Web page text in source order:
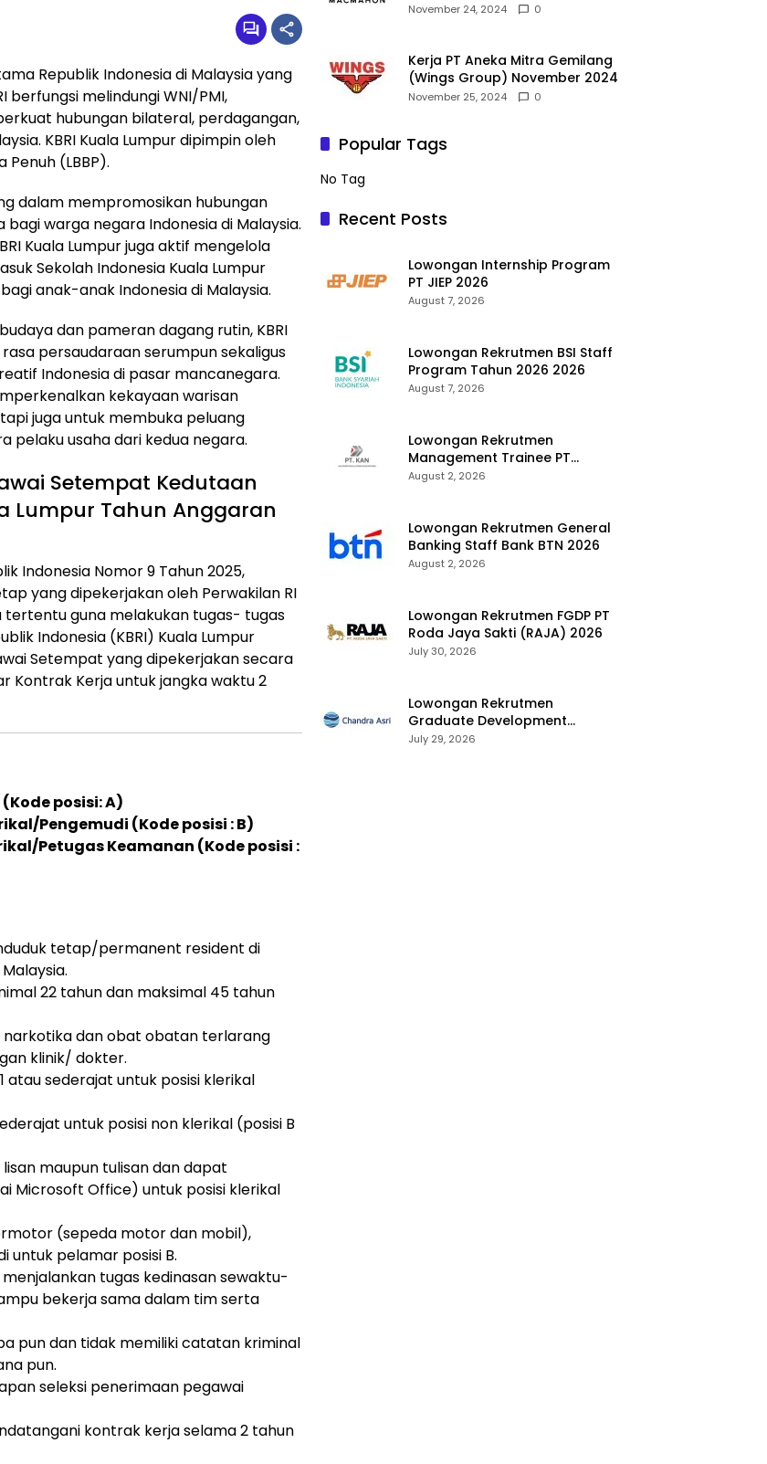
Republik Indonesia di Malaysia yang
berfungsi melindungi WNI/PMI,
hubungan bilateral, perdagangan,
KBRI Kuala Lumpur dipimpin oleh
Penuh (LBBP).
dalam mempromosikan hubungan
warga negara Indonesia di Malaysia.
Kuala Lumpur juga aktif mengelola
Sekolah Indonesia Kuala Lumpur
anak-anak Indonesia di Malaysia.
dan pameran dagang rutin, KBRI
persaudaraan serumpun sekaligus
Indonesia di pasar mancanegara.
kekayaan warisan
juga untuk membuka peluang
pelaku usaha dari kedua negara.
Setempat Kedutaan
Lumpur Tahun Anggaran
Indonesia Nomor 9 Tahun 2025,
yang dipekerjakan oleh Perwakilan RI
tertentu guna melakukan tugas- tugas
Indonesia (KBRI) Kuala Lumpur
Setempat yang dipekerjakan secara
Kontrak Kerja untuk jangka waktu 2
posisi: A)
Pengemudi (Kode posisi : B)
Petugas Keamanan (Kode posisi :
tetap/permanent resident di
22 tahun dan maksimal 45 tahun
narkotika dan obat obatan terlarang
klinik/ dokter.
atau sederajat untuk posisi klerikal
untuk posisi non klerikal (posisi B
maupun tulisan dan dapat
Microsoft Office) untuk posisi klerikal
(sepeda motor dan mobil),
untuk pelamar posisi B.
tugas kedinasan sewaktu-
bekerja sama dalam tim serta
pun dan tidak memiliki catatan kriminal
pun.
seleksi penerimaan pegawai
kontrak kerja selama 2 tahun
November 24, 2024 0
Kerja PT Aneka Mitra Gemilang
(Wings Group) November 2024
November 25, 2024 0
Popular Tags
No Tag
Recent Posts
Lowongan Internship Program
PT JIEP 2026
August 7, 2026
Lowongan Rekrutmen BSI Staff
Program Tahun 2026 2026
August 7, 2026
Lowongan Rekrutmen
Management Trainee PT
Kalimantan Alumina Nusantara
August 2, 2026
Lowongan Rekrutmen General
Banking Staff Bank BTN 2026
August 2, 2026
Lowongan Rekrutmen FGDP PT
Roda Jaya Sakti (RAJA) 2026
July 30, 2026
Lowongan Rekrutmen
Graduate Development
Program Chandra Asri Group
July 29, 2026